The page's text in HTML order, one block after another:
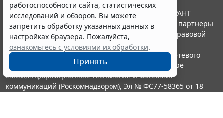
работоспособности сайта, статистических
исследований и обзоров. Вы можете
запретить обработку указанных данных в
настройках браузера. Пожалуйста,
ознакомьтесь с условиями их обработки.
Принять
© ООО "НПП "ГАРАНТ-СЕРВИС", 2026. Система ГАРАНТ
выпускается с 1990 года. Компания "Гарант" и ее партнеры
являются участниками Российской ассоциации правовой
информации ГАРАНТ.
Портал ГАРАНТ.РУ зарегистрирован в качестве сетевого
издания Федеральной службой по надзору в сфере
связи,информационных технологий и массовых
коммуникаций (Роскомнадзором), Эл № ФС77-58365 от 18